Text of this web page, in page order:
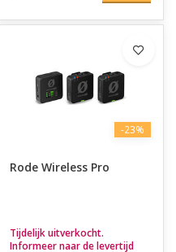
-23%
Rode Wireless Pro
Tijdelijk uitverkocht.
Informeer naar de levertijd